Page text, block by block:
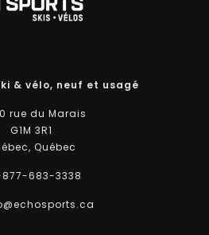
& vélo, neuf et usagé
rue du Marais
G1M 3R1
Québec
683-3338